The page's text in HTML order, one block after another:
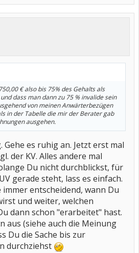
€ also bis 75% des Gehalts als
dass man dann zu 75 % invalide sein
von meinen Anwärterbezügen
in der Tabelle die mir der Berater gab
ausgehen.
Gehe es ruhig an. Jetzt erst mal
der KV. Alles andere mal
Du nicht durchblickst, für
gerade steht, lass es einfach.
immer entscheidend, wann Du
und weiter, welchen
dann schon "erarbeitet" hast.
aus (siehe auch die Meinung
Du die Sache bis zur
durchziehst